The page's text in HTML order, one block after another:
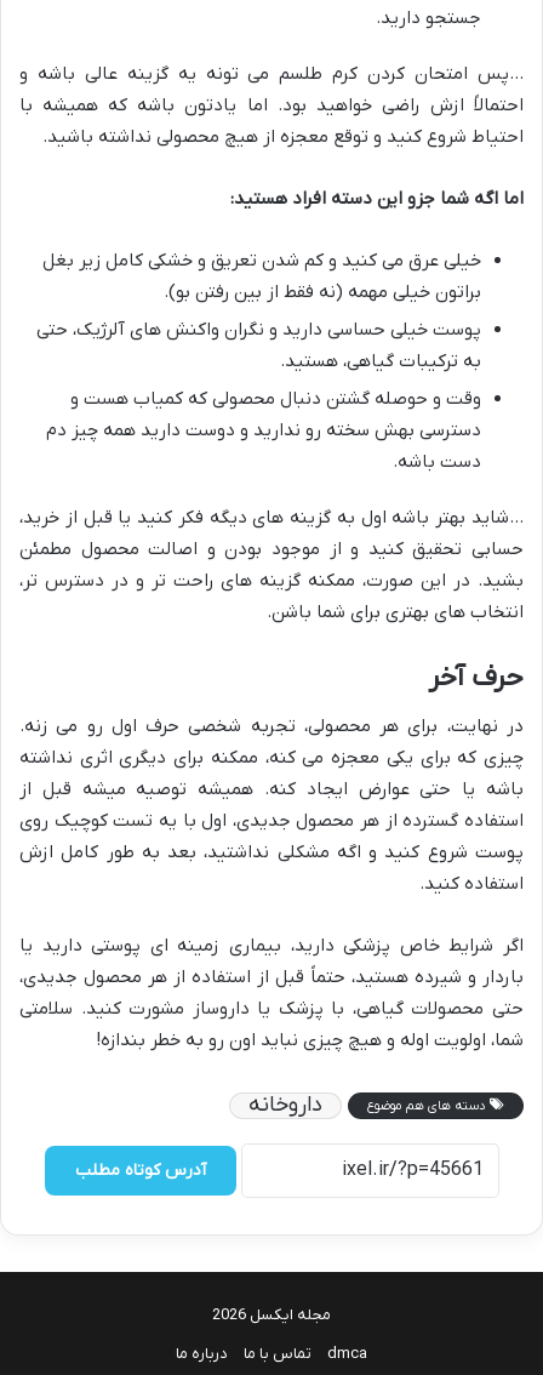
جستجو دارید.
…پس امتحان کردن کرم طلسم می تونه یه گزینه عالی باشه و
احتمالاً ازش راضی خواهید بود. اما یادتون باشه که همیشه با
احتیاط شروع کنید و توقع معجزه از هیچ محصولی نداشته باشید.
اما اگه شما جزو این دسته افراد هستید:
خیلی عرق می کنید و کم شدن تعریق و خشکی کامل زیر بغل
براتون خیلی مهمه (نه فقط از بین رفتن بو).
پوست خیلی حساسی دارید و نگران واکنش های آلرژیک، حتی
به ترکیبات گیاهی، هستید.
وقت و حوصله گشتن دنبال محصولی که کمیاب هست و
دسترسی بهش سخته رو ندارید و دوست دارید همه چیز دم
دست باشه.
…شاید بهتر باشه اول به گزینه های دیگه فکر کنید یا قبل از خرید،
حسابی تحقیق کنید و از موجود بودن و اصالت محصول مطمئن
بشید. در این صورت، ممکنه گزینه های راحت تر و در دسترس تر،
انتخاب های بهتری برای شما باشن.
حرف آخر
در نهایت، برای هر محصولی، تجربه شخصی حرف اول رو می زنه.
چیزی که برای یکی معجزه می کنه، ممکنه برای دیگری اثری نداشته
باشه یا حتی عوارض ایجاد کنه. همیشه توصیه میشه قبل از
استفاده گسترده از هر محصول جدیدی، اول با یه تست کوچیک روی
پوست شروع کنید و اگه مشکلی نداشتید، بعد به طور کامل ازش
استفاده کنید.
اگر شرایط خاص پزشکی دارید، بیماری زمینه ای پوستی دارید یا
باردار و شیرده هستید، حتماً قبل از استفاده از هر محصول جدیدی،
حتی محصولات گیاهی، با پزشک یا داروساز مشورت کنید. سلامتی
شما، اولویت اوله و هیچ چیزی نباید اون رو به خطر بندازه!
دسته های هم موضوع داروخانه
آدرس کوتاه مطلب
مجله ایکسل 2026
dmca
تماس با ما درباره ما